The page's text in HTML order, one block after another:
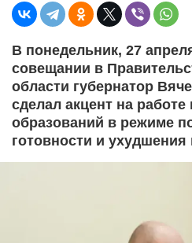
В понедельник, 27
совещании в
области губернатор
сделал акцент на
образований в режиме
готовности и